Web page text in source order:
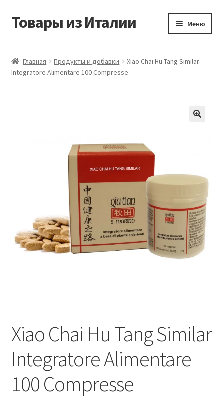
Перейти
Перейти
Товары из Италии Меню
Виды доставки
Оставить отзыв
Оформление заказа
Главная Продукты и добавки
Xiao Chai Hu Tang Similar
Integratore Alimentare 100 Compresse
Xiao Chai Hu Tang Similar
Integratore Alimentare
100 Compresse